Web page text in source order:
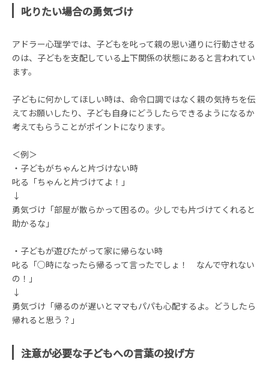
叱りたい場合の勇気づけ
アドラー心理学では、子どもを叱って親の思い通りに行動させる
のは、子どもを支配している上下関係の状態にあると言われてい
ます。
子どもに何かしてほしい時は、命令口調ではなく親の気持ちを伝
えてお願いしたり、子ども自身にどうしたらできるようになるか
考えてもらうことがポイントになります。
＜例＞
・子どもがちゃんと片づけない時
叱る「ちゃんと片づけてよ！」
↓
勇気づけ「部屋が散らかって困るの。少しでも片づけてくれると
助かるな」
・子どもが遊びたがって家に帰らない時
叱る「○時になったら帰るって言ったでしょ！ なんで守れない
の！」
↓
勇気づけ「帰るのが遅いとママもパパも心配するよ。どうしたら
帰れると思う？」
注意が必要な子どもへの言葉の投げ方